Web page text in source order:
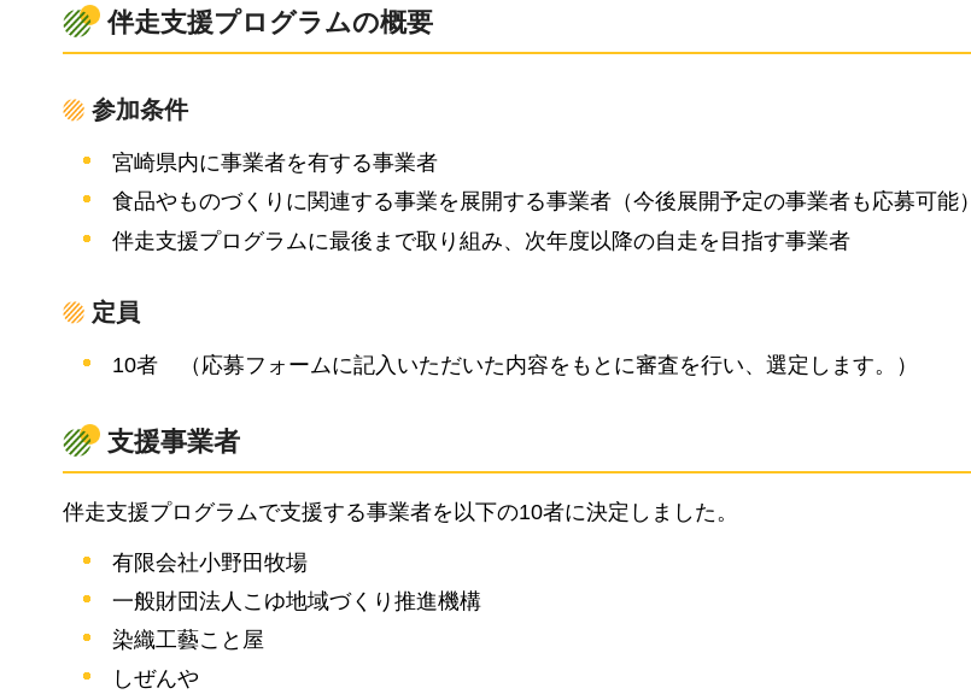
伴走支援プログラムの概要
参加条件
宮崎県内に事業者を有する事業者
食品やものづくりに関連する事業を展開する事業者（今後展開予定の事業者も応募可能）
伴走支援プログラムに最後まで取り組み、次年度以降の自走を目指す事業者
定員
10者 （応募フォームに記入いただいた内容をもとに審査を行い、選定します。）
支援事業者
伴走支援プログラムで支援する事業者を以下の10者に決定しました。
有限会社小野田牧場
一般財団法人こゆ地域づくり推進機構
染織工藝こと屋
しぜんや